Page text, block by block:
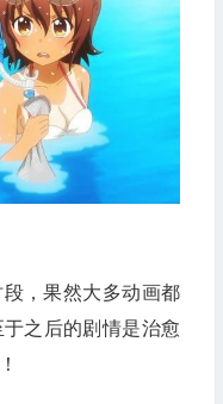
，果然大多动画都
之后的剧情是治愈